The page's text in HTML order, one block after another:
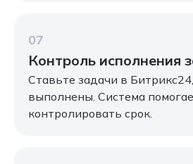
07
Контроль исполнения
Ставьте задачи в
выполнены. Система
контролировать срок.